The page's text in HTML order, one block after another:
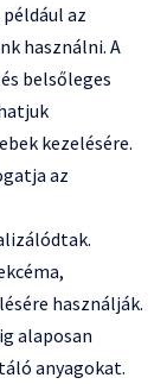
az
használni. A
belsőleges
kezelésére.
az
használják.
alaposan
anyagokat.